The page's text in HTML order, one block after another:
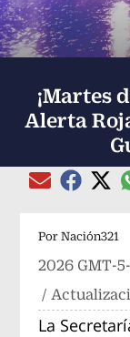
¡Martes
Alerta
Compartir el
Compartir
Por Nación321
2026 GMT-
/
La